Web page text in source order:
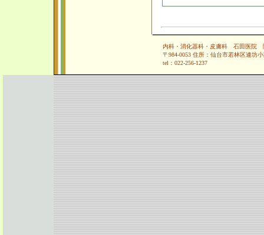
内科・消化器科・皮膚科 石田医院
〒984-0053 住所：仙台市若林区連坊小
tel：022-256-1237